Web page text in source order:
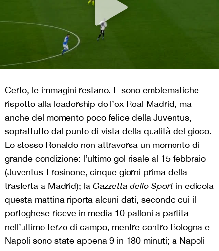
Certo, le immagini restano. E sono emblematiche
rispetto alla leadership dell’ex Real Madrid, ma
anche del momento poco felice della Juventus,
soprattutto dal punto di vista della qualità del gioco.
Lo stesso Ronaldo non attraversa un momento di
grande condizione: l’ultimo gol risale al 15 febbraio
(Juventus-Frosinone, cinque giorni prima della
trasferta a Madrid); la Gazzetta dello Sport in edicola
questa mattina riporta alcuni dati, secondo cui il
portoghese riceve in media 10 palloni a partita
nell’ultimo terzo di campo, mentre contro Bologna e
Napoli sono state appena 9 in 180 minuti; a Napoli